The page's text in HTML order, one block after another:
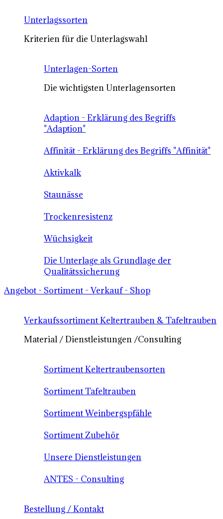
Unterlagssorten
Kriterien für die Unterlagswahl
Unterlagen-Sorten
Die wichtigsten Unterlagensorten
Adaption - Erklärung des Begriffs
"Adaption"
Affinität - Erklärung des Begriffs "Affinität"
Aktivkalk
Staunässe
Trockenresistenz
Wüchsigkeit
Die Unterlage als Grundlage der
Qualitätssicherung
Angebot - Sortiment - Verkauf - Shop
Verkaufssortiment Keltertrauben & Tafeltrauben
Material / Dienstleistungen /Consulting
Sortiment Keltertraubensorten
Sortiment Tafeltrauben
Sortiment Weinbergspfähle
Sortiment Zubehör
Unsere Dienstleistungen
ANTES - Consulting
Bestellung / Kontakt